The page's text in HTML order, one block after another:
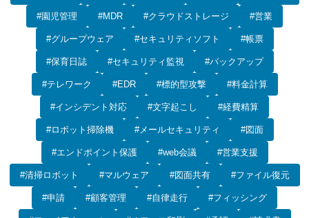
#園児管理 #MDR #クラウドストレージ #営業
#グループウェア #セキュリティソフト #帳票
#保育日誌 #セキュリティ監視 #バックアップ
#テレワーク #EDR #標的型攻撃 #料金計算
#インシデント対応 #文字起こし #経費精算
#ロボット掃除機 #メールセキュリティ #図面
#エンドポイント保護 #web会議 #営業支援
#清掃ロボット #マルウェア #図面共有 #ファイル復元
#申請 #顧客管理 #自律走行 #フィッシング